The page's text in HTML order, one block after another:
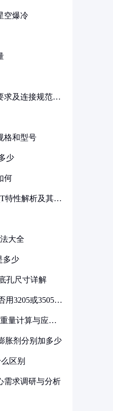
空爆冷
求及连接规范详
格和型号
少
何
特性解析及其在
大全
多少
孔尺寸详解
用3205或3505代
量计算与应用
胀剂分别加多少
区别
需求调研与分析